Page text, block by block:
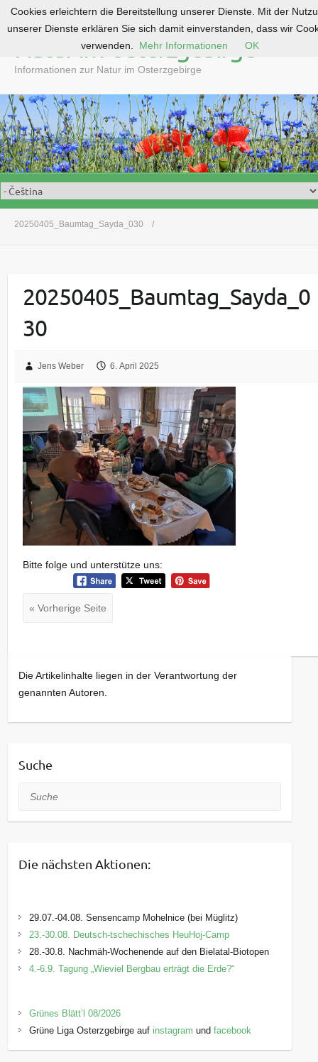
o
c
o
n
t
e
n
Natur im Osterzgebirge
Informationen zur Natur im Osterzgebirge
20250405_Baumtag_Sayda_030
20250405_Baumtag_Sayda_0
30
Jens Weber 6. April 2025
Bitte folge und unterstütze uns:
« Vorherige Seite
Die Artikelinhalte liegen in der Verantwortung der
genannten Autoren.
Suche
Suche
Die nächsten Aktionen:
29.07.-04.08. Sensencamp Mohelnice (bei Müglitz)
23.-30.08. Deutsch-tschechisches HeuHoj-Camp
28.-30.8. Nachmäh-Wochenende auf den Bielatal-Biotopen
4.-6.9. Tagung „Wieviel Bergbau erträgt die Erde?“
Grünes Blätt’l 08/2026
Grüne Liga Osterzgebirge auf instagram undfacebook
Cookies erleichtern die Bereitstellung unserer Dienste. Mit der
unserer Dienste erklären Sie sich damit einverstanden, dass wir
verwenden.
Mehr Informationen OK